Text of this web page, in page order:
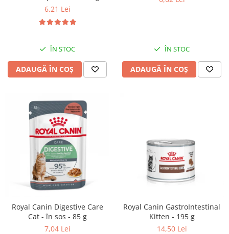
6,21 Lei
ÎN STOC
ADAUGĂ ÎN COȘ
ÎN STOC
ADAUGĂ ÎN COȘ
Royal Canin Digestive Care
Cat - în sos - 85 g
7,04 Lei
Royal Canin GastroIntestinal
Kitten - 195 g
14,50 Lei